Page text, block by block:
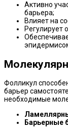
Активно
барьера;
Влияет на
Регулирует
Фолликул
барьер
необходимые
Барьерные